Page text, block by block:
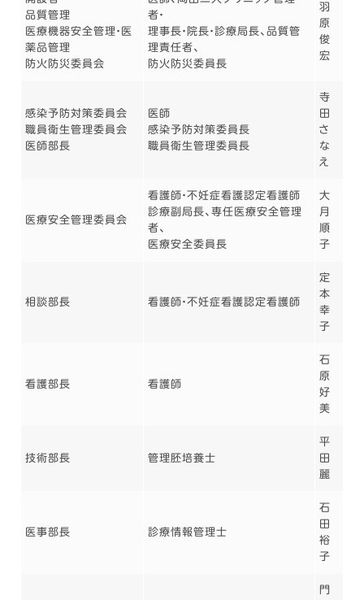
品質管理
医療機器安全管理・医
薬品管理
防火防災委員会
者・
理事長・院長・診療局長、品質管
理責任者、
防火防災委員長
羽
原
俊
宏
感染予防対策委員会
職員衛生管理委員会
医師部長
医師
感染予防対策委員長
職員衛生管理委員長
寺
田
さ
な
え
医療安全管理委員会
看護師・不妊症看護認定看護師
診療副局長、専任医療安全管理
者、
医療安全委員長
大
月
順
子
相談部長 看護師・不妊症看護認定看護師
定
本
幸
子
看護部長 看護師
石
原
好
美
技術部長 管理胚培養士
平
田
麗
医事部長 診療情報管理士
石
田
裕
子
門